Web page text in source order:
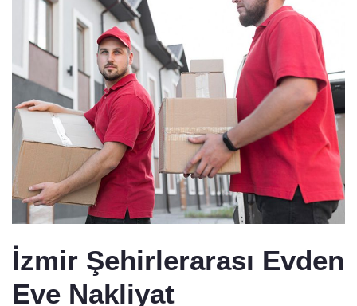
İzmir Şehirlerarası Evden
Eve Nakliyat